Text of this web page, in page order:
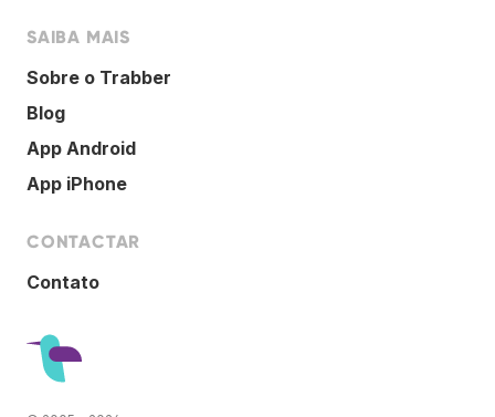
SAIBA MAIS
Sobre o Trabber
Blog
App Android
App iPhone
CONTACTAR
Contato